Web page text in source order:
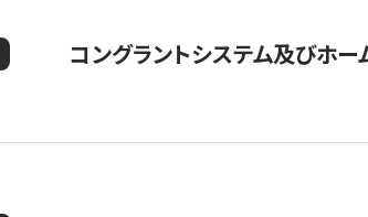
コングラントシステム及びホ